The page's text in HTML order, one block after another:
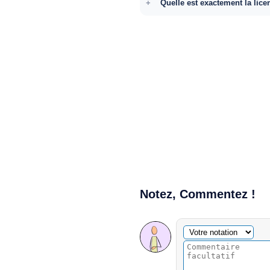
Quelle est exactement la
Notez, Commentez !
Commentaire facultatif
Votre notation